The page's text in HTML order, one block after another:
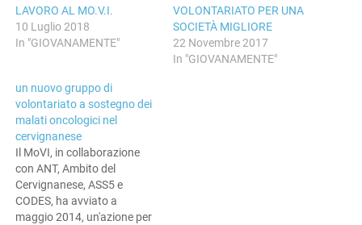
LAVORO AL MO.V.I.
10 Luglio 2018
In "GIOVANAMENTE"
VOLONTARIATO PER UNA
SOCIETÀ MIGLIORE
22 Novembre 2017
In "GIOVANAMENTE"
un nuovo gruppo di
volontariato a sostegno dei
malati oncologici nel
cervignanese
Il MoVI, in collaborazione
con ANT, Ambito del
Cervignanese, ASS5 e
CODES, ha avviato a
maggio 2014, un'azione per